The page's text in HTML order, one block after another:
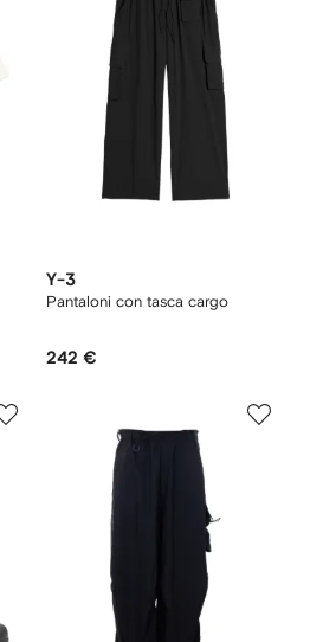
Y-3
Pantaloni con tasca cargo
242 €